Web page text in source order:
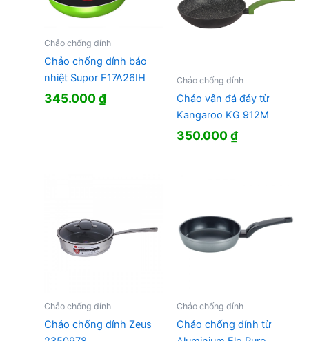
Chảo chống dính
Chảo chống dính báo
nhiệt Supor F17A26IH
345.000₫
Chảo chống dính
Chảo vân đá đáy từ
Kangaroo KG 912M
350.000₫
Chảo chống dính
Chảo chống dính Zeus
Chảo chống dính
Chảo chống dính từ